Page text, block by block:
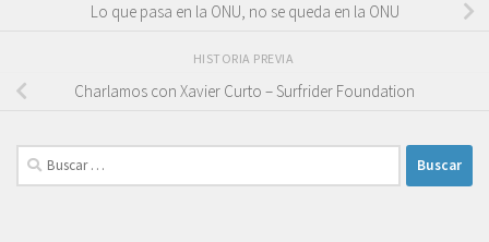
Lo que pasa en la ONU, no se queda en la ONU
HISTORIA PREVIA
Charlamos con Xavier Curto – Surfrider Foundation
Buscar: